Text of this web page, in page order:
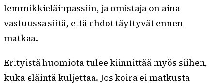
lemmikkieläinpassiin, ja omistaja on aina
vastuussa siitä, että ehdot täyttyvät ennen
matkaa.
Erityistä huomiota tulee kiinnittää myös siihen,
kuka eläintä kuljettaa. Jos koira ei matkusta